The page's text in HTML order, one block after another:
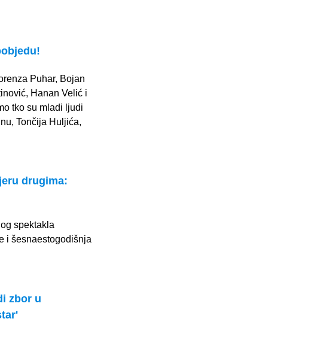
Puhar, Bojan
Hanan Velić i
tko su mladi ljudi
Tončija Huljića,
drugima:
spektakla
i šesnaestogodišnja
zbor u